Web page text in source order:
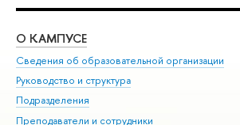
О КАМПУСЕ
Сведения об образовательной организации
Руководство и структура
Подразделения
Преподаватели и сотрудники